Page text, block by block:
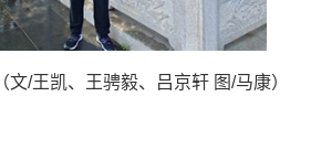
（文/王凯、王骋毅、吕京轩 图/马康）